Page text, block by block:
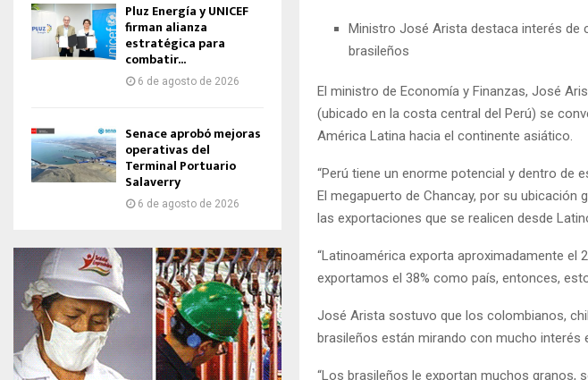
Ministro José Arista destaca interés de
brasileños
El ministro de Economía y Finanzas, José
(ubicado en la costa central del Perú) se
América Latina hacia el continente asiático.
“Perú tiene un enorme potencial y dentro de
El megapuerto de Chancay, por su ubicación
las exportaciones que se realicen desde
“Latinoamérica exporta aproximadamente el
exportamos el 38% como país, entonces,
José Arista sostuvo que los colombianos,
brasileños están mirando con mucho interés
“Los brasileños le exportan muchos granos,
Pluz Energía y UNICEF
firman alianza
estratégica para
combatir...
6 de agosto de 2026
Senace aprobó mejoras
operativas del
Terminal Portuario
Salaverry
6 de agosto de 2026